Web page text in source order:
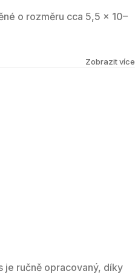
o rozměru cca 5,5 × 10–
Zobrazit více
je ručně opracovaný, díky